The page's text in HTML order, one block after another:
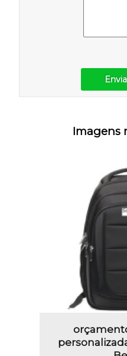
Imagens